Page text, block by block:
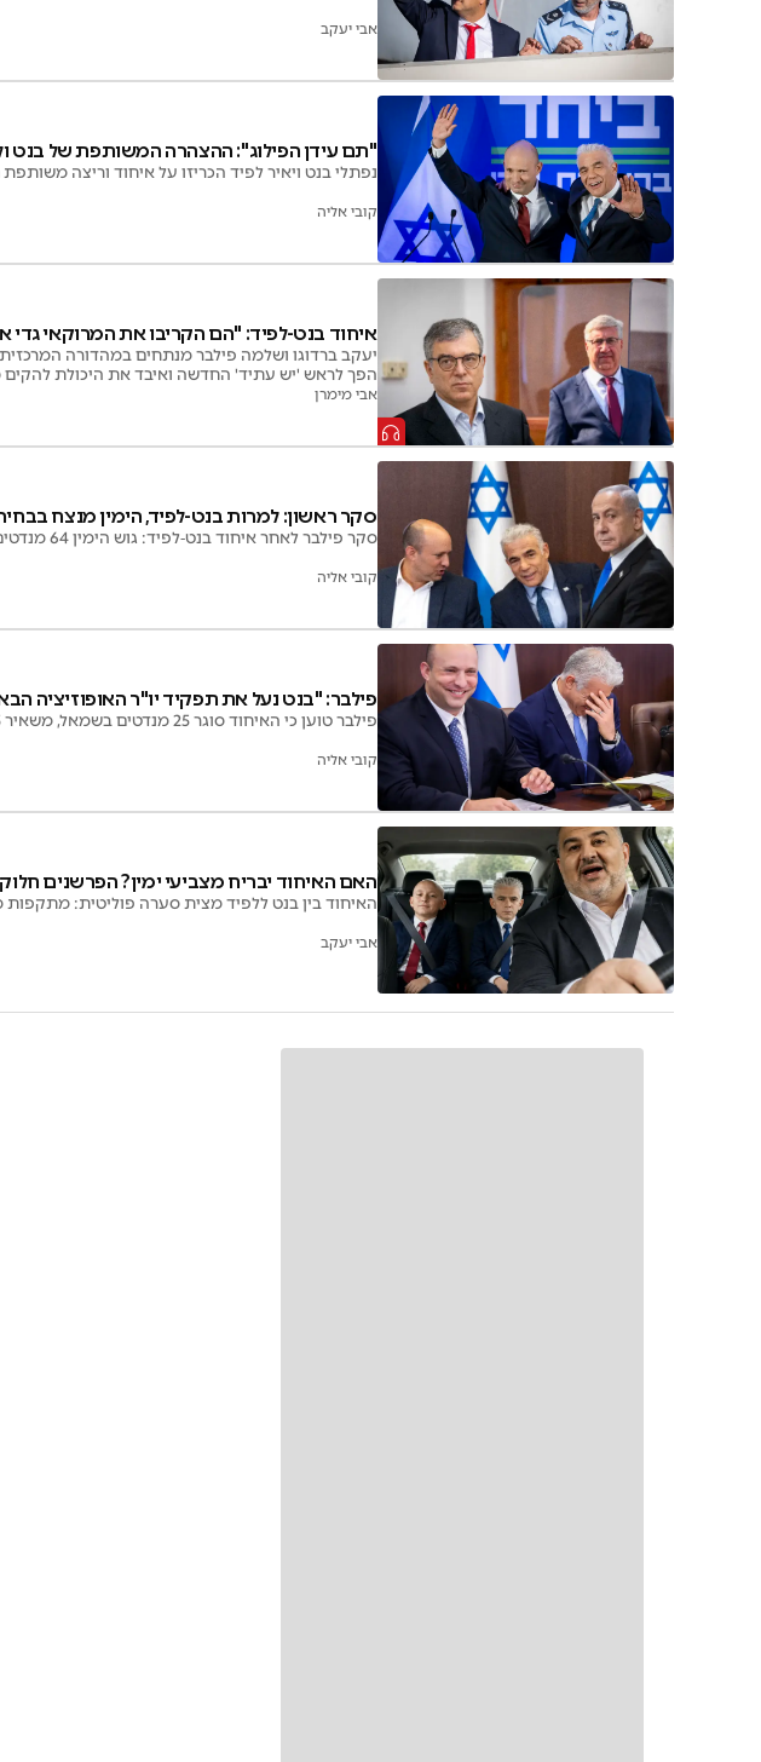
אבי יעקב
"תם עידן הפילוג": ההצהרה המשותפת של בנט
נפתלי בנט ויאיר לפיד הכריזו על איחוד וריצה
קובי אליה
איחוד בנט-לפיד: "הם הקריבו את המרוקאי גדי
יעקב ברדוגו ושלמה פילבר מנתחים במהדורה
הפך לראש 'יש עתיד' החדשה ואיבד את היכולת
אבי מימרן
סקר ראשון: למרות בנט-לפיד, הימין מנצח
סקר פילבר לאחר איחוד בנט‑לפיד: גוש הימין 64 מנדטים, "ביחד" מזנקת ל‑20, כחול לבן לא עוברת את אחוז החסימה
קובי אליה
פילבר: "בנט נעל את תפקיד יו"ר האופוזיציה
פילבר טוען כי האיחוד סוגר 25 מנדטים בשמאל, משאיר 25 מתנדנדים - ובכל תרחיש בנט מוביל את האופוזיציה
קובי אליה
האם האיחוד יבריח מצביעי ימין? הפרשנים
האיחוד בין בנט ללפיד מצית סערה פוליטית:
אבי יעקב